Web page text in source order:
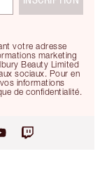
votre adresse
marketing
Beauty Limited
sociaux. Pour en
informations
de confidentialité.